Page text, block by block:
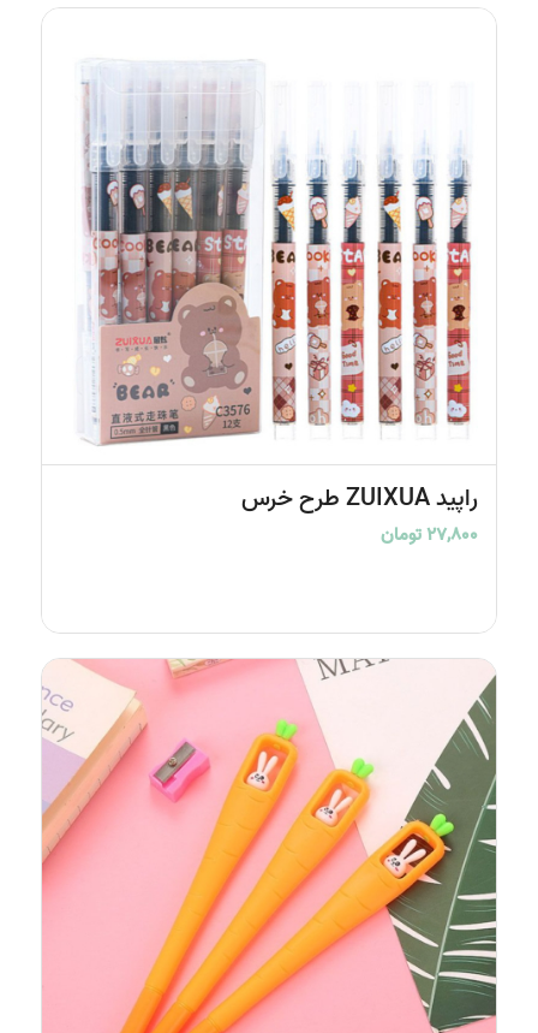
5.00 راپید ZUIXUA طرح خرس
۲۷,۸۰۰تومان